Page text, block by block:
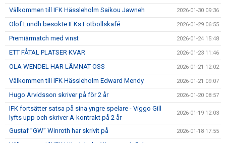
Välkommen till IFK Hässleholm Saikou Jawneh 2026-01-30 09:36
Olof Lundh besökte IFKs Fotbollskafé 2026-01-29 06:55
Premiärmatch med vinst 2026-01-24 15:48
ETT FÅTAL PLATSER KVAR 2026-01-23 11:46
OLA WENDEL HAR LÄMNAT OSS 2026-01-21 12:02
Välkommen till IFK Hässleholm Edward Mendy 2026-01-21 09:07
Hugo Arvidsson skriver på för 2 år 2026-01-20 08:57
IFK fortsätter satsa på sina yngre spelare - Viggo Gill
lyfts upp och skriver A-kontrakt på 2 år
2026-01-19 12:03
Gustaf ”GW” Winroth har skrivit på 2026-01-18 17:55